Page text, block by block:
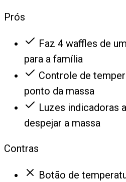
Prós
Faz 4 waffles de
para a família
Controle de
ponto da massa
Luzes indicadoras
despejar a massa
Contras
Botão de